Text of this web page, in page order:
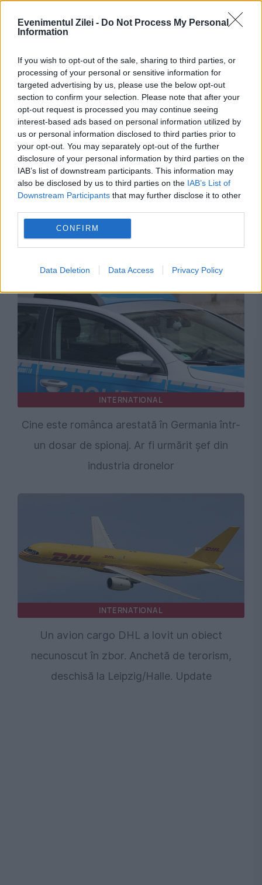
Evenimentul Zilei - Do Not Process My Personal
Information
If you wish to opt-out of the sale, sharing to third parties, or
processing of your personal or sensitive information for
targeted advertising by us, please use the below opt-out
section to confirm your selection. Please note that after your
opt-out request is processed you may continue seeing
interest-based ads based on personal information utilized by
us or personal information disclosed to third parties prior to
your opt-out. You may separately opt-out of the further
disclosure of your personal information by third parties on the
IAB’s list of downstream participants. This information may
also be disclosed by us to third parties on the IAB’s List of
Downstream Participants that may further disclose it to other
CONFIRM
Data Deletion Data Access Privacy Policy
PSD cere activarea mecanismului european
de urgență pentru energie și susține
adresa lui Bolojan
ECONOMIE
Criza apei din România, ecou peste Ocean.
INTERNATIONAL
Cine este românca arestată în Germania într-
un dosar de spionaj. Ar fi urmărit șef din
industria dronelor
INTERNATIONAL
Un avion cargo DHL a lovit un obiect
necunoscut în zbor. Anchetă de terorism,
deschisă la Leipzig/Halle. Update